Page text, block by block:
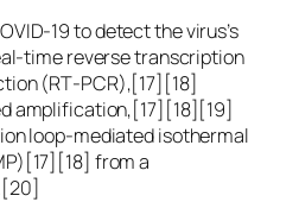
19 to detect the virus’s
time reverse transcription
(RT‑PCR),[17][18]
amplification,[17][18][19]
loop-mediated isothermal
from a